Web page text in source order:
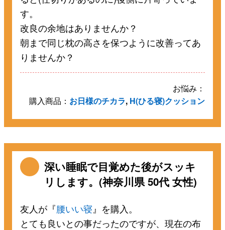
す。
改良の余地はありませんか？
朝まで同じ枕の高さを保つように改善ってあ
りませんか？
お悩み：
購入商品： お日様のチカラ, H(ひる寝)クッション
深い睡眠で目覚めた後がスッキ
リします。(神奈川県 50代 女性)
友人が『腰いい寝 』を購入。
とても良いとの事だったのですが、現在の布